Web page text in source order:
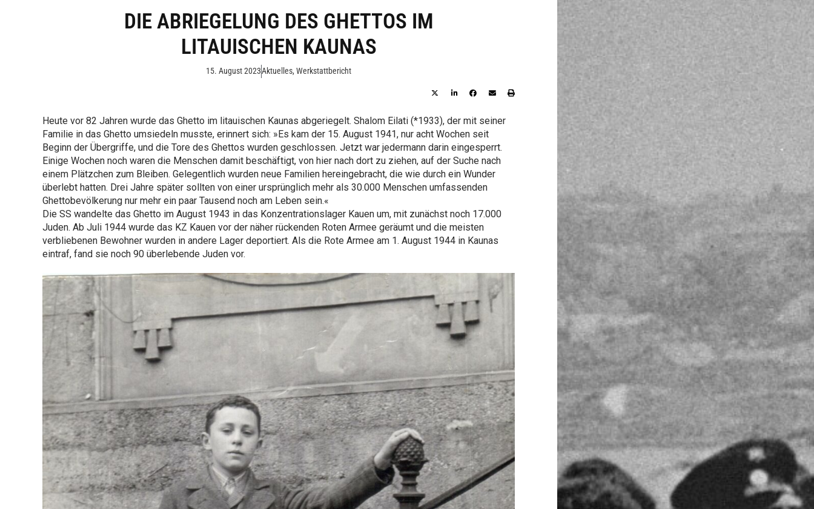
DIE ABRIEGELUNG DES GHETTOS IM
LITAUISCHEN KAUNAS
15. August 2023Aktuelles, Werkstattbericht
Heute vor 82 Jahren wurde das Ghetto im litauischen Kaunas abgeriegelt. Shalom Eilati (*1933), der mit seiner
Familie in das Ghetto umsiedeln musste, erinnert sich: »Es kam der 15. August 1941, nur acht Wochen seit
Beginn der Übergriffe, und die Tore des Ghettos wurden geschlossen. Jetzt war jedermann darin eingesperrt.
Einige Wochen noch waren die Menschen damit beschäftigt, von hier nach dort zu ziehen, auf der Suche nach
einem Plätzchen zum Bleiben. Gelegentlich wurden neue Familien hereingebracht, die wie durch ein Wunder
überlebt hatten. Drei Jahre später sollten von einer ursprünglich mehr als 30.000 Menschen umfassenden
Ghettobevölkerung nur mehr ein paar Tausend noch am Leben sein.«
Die SS wandelte das Ghetto im August 1943 in das Konzentrationslager Kauen um, mit zunächst noch 17.000
Juden. Ab Juli 1944 wurde das KZ Kauen vor der näher rückenden Roten Armee geräumt und die meisten
verbliebenen Bewohner wurden in andere Lager deportiert. Als die Rote Armee am 1. August 1944 in Kaunas
eintraf, fand sie noch 90 überlebende Juden vor.